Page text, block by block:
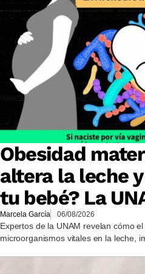
Obesidad
altera la leche
tu bebé? La
Marcela García 06/08/2026
Expertos de la UNAM revelan cómo
microorganismos vitales en la leche,